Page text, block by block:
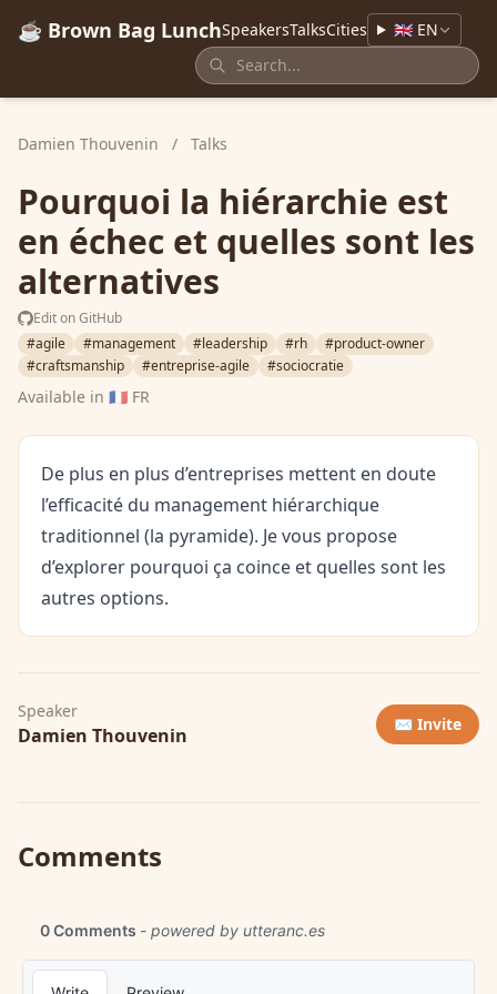
☕ Brown Bag LunchSpeakersTalksCities 🇬🇧 EN
Damien Thouvenin / Talks
Pourquoi la hiérarchie est
en échec et quelles sont les
alternatives
Edit on GitHub
#agile
#management #leadership #rh
#product-owner
#craftsmanship
#entreprise-agile #sociocratie
Available in 🇫🇷 FR
De plus en plus d’entreprises mettent en doute
l’efficacité du management hiérarchique
traditionnel (la pyramide). Je vous propose
d’explorer pourquoi ça coince et quelles sont les
autres options.
Speaker
Damien Thouvenin ✉️ Invite
Comments